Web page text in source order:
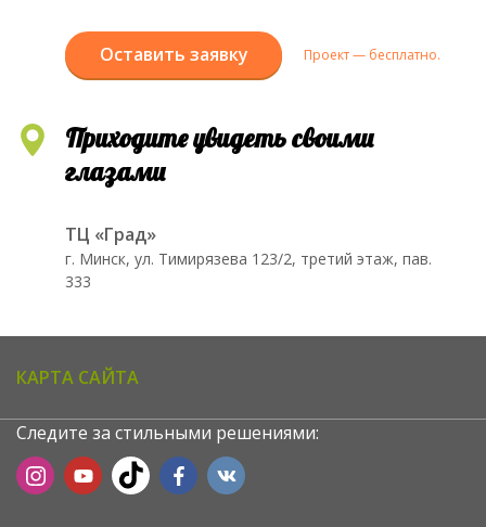
Оставить заявку Проект — бесплатно.
Приходите увидеть своими
глазами
ТЦ «Град»
г. Минск, ул. Тимирязева 123/2, третий этаж, пав.
333
КАРТА САЙТА
Следите за стильными решениями: